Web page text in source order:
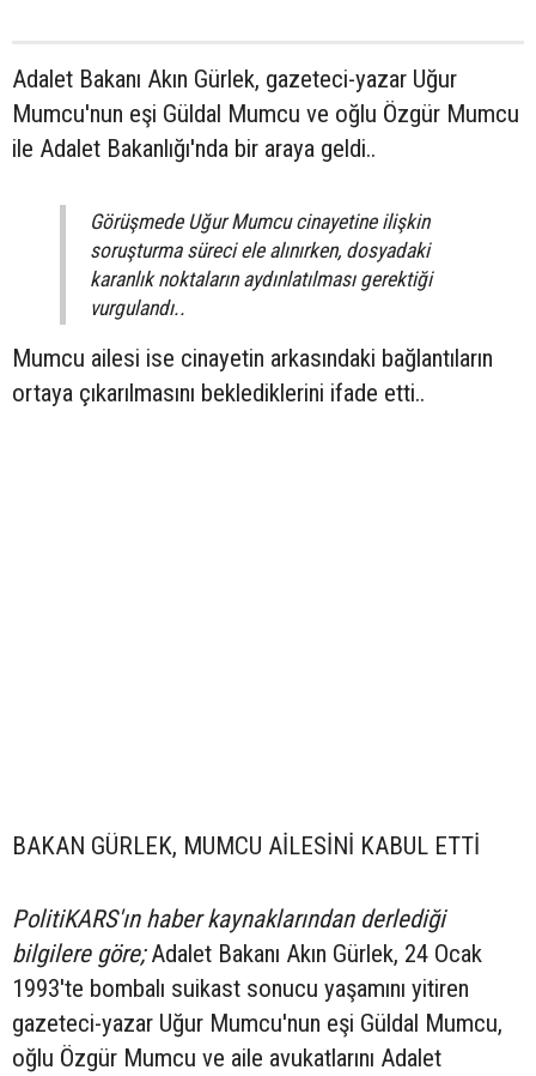
Adalet Bakanı Akın Gürlek, gazeteci-yazar Uğur
Mumcu'nun eşi Güldal Mumcu ve oğlu Özgür Mumcu
ile Adalet Bakanlığı'nda bir araya geldi..
Görüşmede Uğur Mumcu cinayetine ilişkin
soruşturma süreci ele alınırken, dosyadaki
karanlık noktaların aydınlatılması gerektiği
vurgulandı..
Mumcu ailesi ise cinayetin arkasındaki bağlantıların
ortaya çıkarılmasını beklediklerini ifade etti..
BAKAN GÜRLEK, MUMCU AİLESİNİ KABUL ETTİ
PolitiKARS'ın haber kaynaklarından derlediği
bilgilere göre;Adalet Bakanı Akın Gürlek, 24 Ocak
1993'te bombalı suikast sonucu yaşamını yitiren
gazeteci-yazar Uğur Mumcu'nun eşi Güldal Mumcu,
oğlu Özgür Mumcu ve aile avukatlarını Adalet